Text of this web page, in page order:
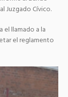
Juzgado Cívico.
el llamado a la
el reglamento